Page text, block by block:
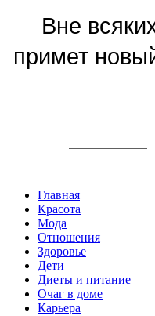
Вне
примет
Главная
Красота
Мода
Отношения
Здоровье
Дети
Диеты и питание
Очаг в доме
Карьера